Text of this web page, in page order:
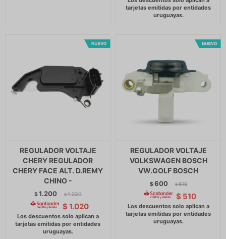
REGULADOR VOLTAJE
CHERY REGULADOR
CHERY FACE ALT. D.REMY
CHINO -
$1.200 $ 1.230
$ 1.020
REGULADOR VOLTAJE
VOLKSWAGEN BOSCH
VW.GOLF BOSCH
$600 $ 615
$ 510